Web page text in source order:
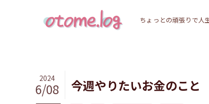
ちょっとの頑張りで人
今週やりたいお金のこ
2024
6/08